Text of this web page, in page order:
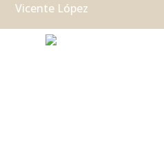
Vicente López